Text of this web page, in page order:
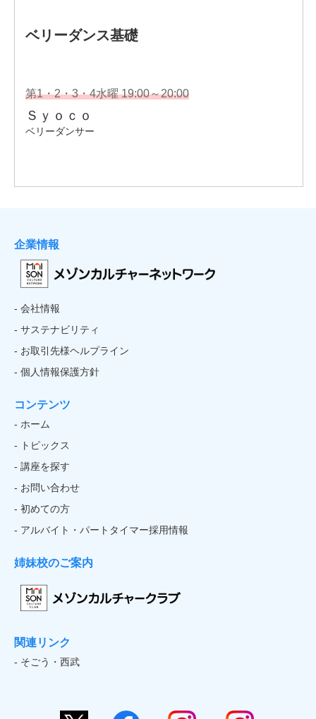
企業情報
- 会社情報
- サステナビリティ
- お取引先様ヘルプライン
- 個人情報保護方針
コンテンツ
- ホーム
- トピックス
- 講座を探す
- お問い合わせ
- 初めての方
- アルバイト・パートタイマー採用情報
姉妹校のご案内
関連リンク
- そごう・西武